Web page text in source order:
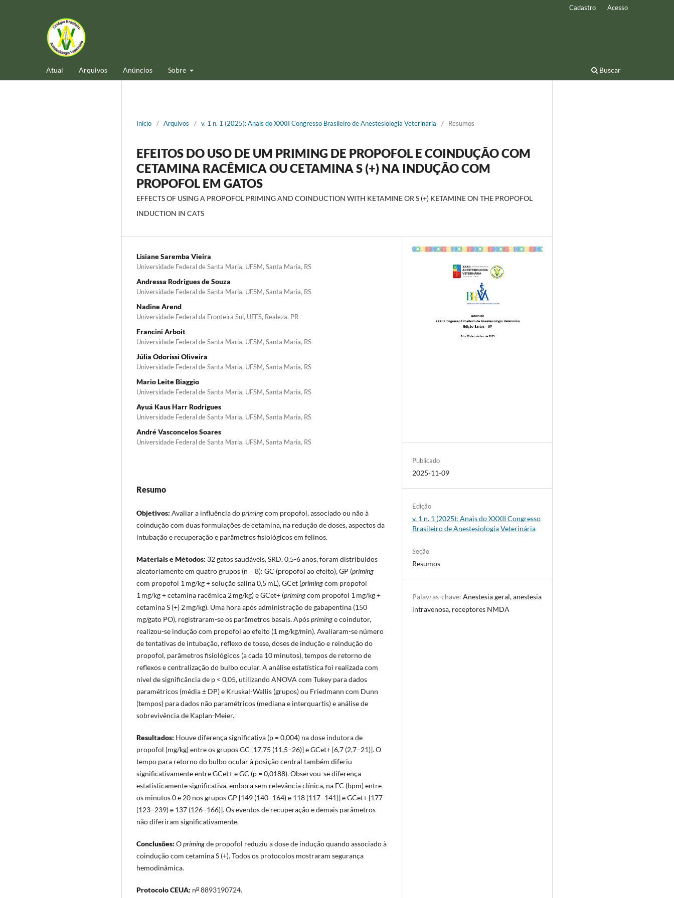
Atual Arquivos Anúncios Sobre Buscar
Cadastro Acesso
Início / Arquivos / v. 1 n. 1 (2025): Anais do XXXII Congresso Brasileiro de Anestesiologia Veterinária / Resumos
EFEITOS DO USO DE UM PRIMING DE PROPOFOL E COINDUÇÃO COM
CETAMINA RACÊMICA OU CETAMINA S (+) NA INDUÇÃO COM
PROPOFOL EM GATOS
EFFECTS OF USING A PROPOFOL PRIMING AND COINDUCTION WITH KETAMINE OR S (+) KETAMINE ON THE PROPOFOL
INDUCTION IN CATS
Lisiane Saremba Vieira
Universidade Federal de Santa Maria, UFSM, Santa Maria, RS
Andressa Rodrigues de Souza
Universidade Federal de Santa Maria, UFSM, Santa Maria, RS
Nadine Arend
Universidade Federal da Fronteira Sul, UFFS, Realeza, PR
Francini Arboit
Universidade Federal de Santa Maria, UFSM, Santa Maria, RS
Júlia Odorissi Oliveira
Universidade Federal de Santa Maria, UFSM, Santa Maria, RS
Mario Leite Biaggio
Universidade Federal de Santa Maria, UFSM, Santa Maria, RS
Ayuá Kaus Harr Rodrigues
Universidade Federal de Santa Maria, UFSM, Santa Maria, RS
André Vasconcelos Soares
Universidade Federal de Santa Maria, UFSM, Santa Maria, RS
Resumo
Objetivos: Avaliar a influência doprimingcom propofol, associado ou não à
coindução com duas formulações de cetamina, na redução de doses, aspectos da
intubação e recuperação e parâmetros fisiológicos em felinos.
Materiais e Métodos: 32 gatos saudáveis, SRD, 0,5-6 anos, foram distribuídos
aleatoriamente em quatro grupos (n = 8): GC (propofol ao efeito), GP (priming
com propofol 1 mg/kg + solução salina 0,5 mL), GCet (primingcom propofol
1 mg/kg + cetamina racêmica 2 mg/kg) e GCet+ (primingcom propofol 1 mg/kg +
cetamina S (+) 2 mg/kg). Uma hora após administração de gabapentina (150
mg/gato PO), registraram-se os parâmetros basais. Apóspriminge coindutor,
realizou-se indução com propofol ao efeito (1 mg/kg/min). Avaliaram-se número
de tentativas de intubação, reflexo de tosse, doses de indução e reindução do
propofol, parâmetros fisiológicos (a cada 10 minutos), tempos de retorno de
reflexos e centralização do bulbo ocular. A análise estatística foi realizada com
nível de significância de p < 0,05, utilizando ANOVA com Tukey para dados
paramétricos (média ± DP) e Kruskal-Wallis (grupos) ou Friedmann com Dunn
(tempos) para dados não paramétricos (mediana e interquartis) e análise de
sobrevivência de Kaplan-Meier.
Resultados: Houve diferença significativa (p = 0,004) na dose indutora de
propofol (mg/kg) entre os grupos GC [17,75 (11,5–26)] e GCet+ [6,7 (2,7–21)]. O
tempo para retorno do bulbo ocular à posição central também diferiu
significativamente entre GCet+ e GC (p = 0,0188). Observou-se diferença
estatisticamente significativa, embora sem relevância clínica, na FC (bpm) entre
os minutos 0 e 20 nos grupos GP [149 (140–164) e 118 (117–141)] e GCet+ [177
(123–239) e 137 (126–166)]. Os eventos de recuperação e demais parâmetros
não diferiram significativamente.
Conclusões: Oprimingde propofol reduziu a dose de indução quando associado à
coindução com cetamina S (+). Todos os protocolos mostraram segurança
hemodinâmica.
Protocolo CEUA: no 8893190724.
Publicado
2025-11-09
Edição
v. 1 n. 1 (2025): Anais do XXXII Congresso
Brasileiro de Anestesiologia Veterinária
Seção
Resumos
Palavras-chave:Anestesia geral, anestesia
intravenosa, receptores NMDA